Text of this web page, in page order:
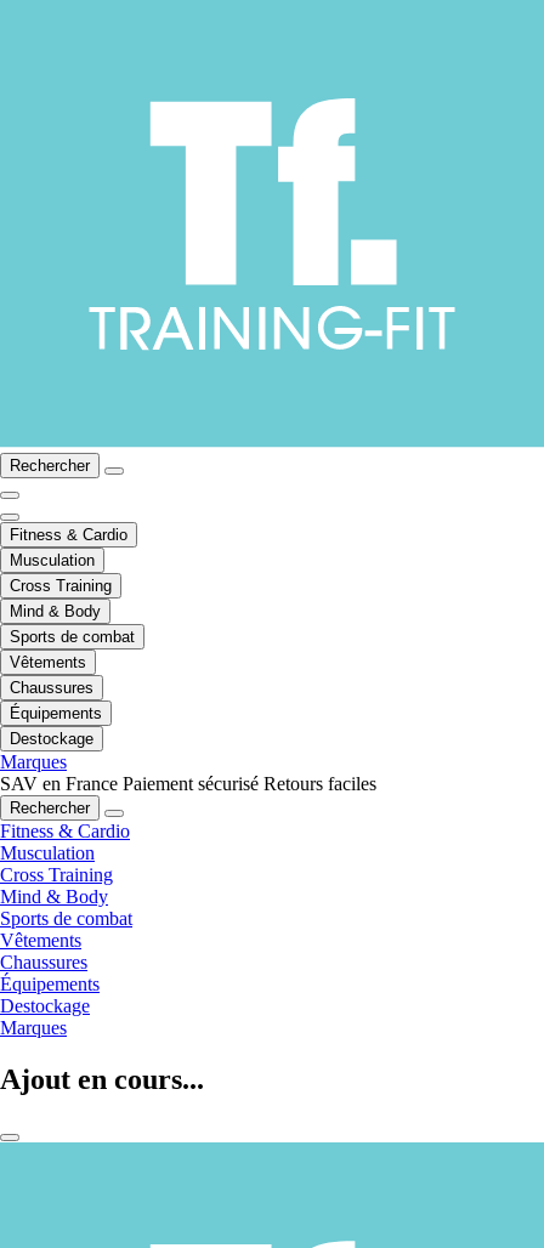
Rechercher
Fitness & Cardio
Musculation
Cross Training
Mind & Body
Sports de combat
Vêtements
Chaussures
Équipements
Destockage
Marques
SAV en France Paiement sécurisé Retours faciles
Rechercher
Fitness & Cardio
Musculation
Cross Training
Mind & Body
Sports de combat
Vêtements
Chaussures
Équipements
Destockage
Marques
Ajout en cours...